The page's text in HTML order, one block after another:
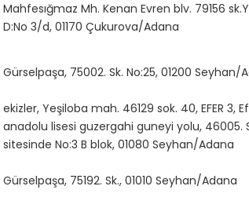
Mahfesığmaz Mh. Kenan Evren blv. 79156
D:No 3/d, 01170 Çukurova/Adana
Gürselpaşa, 75002. Sk. No:25, 01200 Seyhan/
ekizler, Yeşiloba mah. 46129 sok. 40, EFER 3,
anadolu lisesi guzergahi guneyi yolu, 46005.
sitesinde No:3 B blok, 01080 Seyhan/Adana
Gürselpaşa, 75192. Sk., 01010 Seyhan/Adana